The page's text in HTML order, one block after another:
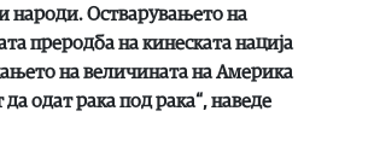
народи. Остварувањето на
преродба на кинеската нација
на величината на Америка
одат рака под рака“, наведе